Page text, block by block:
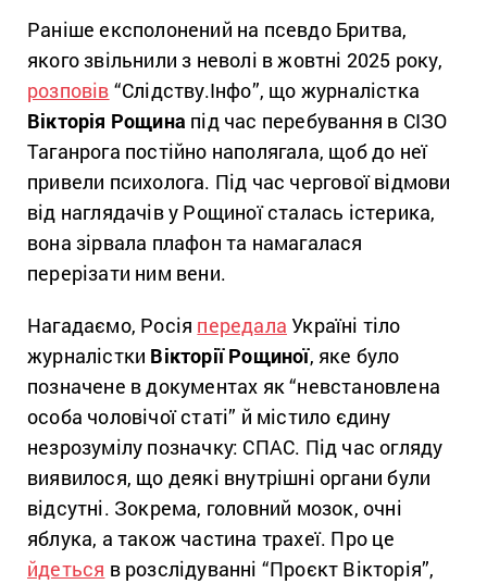
Раніше експолонений на псевдо Бритва,
якого звільнили з неволі в жовтні 2025 року,
розповів “Слідству.Інфо”, що журналістка
Вікторія Рощина під час перебування в СІЗО
Таганрога постійно наполягала, щоб до неї
привели психолога. Під час чергової відмови
від наглядачів у Рощиної сталась істерика,
вона зірвала плафон та намагалася
перерізати ним вени.
Нагадаємо, Росія передала Україні тіло
журналістки Вікторії Рощиної, яке було
позначене в документах як “невстановлена
особа чоловічої статі” й містило єдину
незрозумілу позначку: СПАС. Під час огляду
виявилося, що деякі внутрішні органи були
відсутні. Зокрема, головний мозок, очні
яблука, а також частина трахеї. Про це
йдеться в розслідуванні “Проєкт Вікторія”,